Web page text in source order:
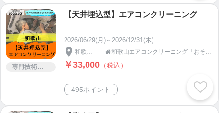
専門技術サービス
【天井埋込型】エアコンクリーニング
2026/06/29(月)～2026/12/31(木)
和歌山県  和歌山エアコンクリーニング「おそうじGOODLUCK」
￥33,000 （税込）
495ポイント